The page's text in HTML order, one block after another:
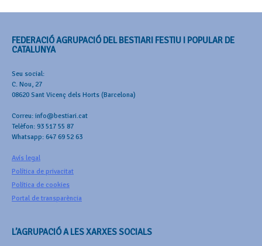
FEDERACIÓ AGRUPACIÓ DEL BESTIARI FESTIU I POPULAR DE
CATALUNYA
Seu social:
C. Nou, 27
08620 Sant Vicenç dels Horts (Barcelona)
Correu: info@bestiari.cat
Telèfon: 93 517 55 87
Whatsapp: 647 69 52 63
Avís legal
Política de privacitat
Política de cookies
Portal de transparència
L’AGRUPACIÓ A LES XARXES SOCIALS